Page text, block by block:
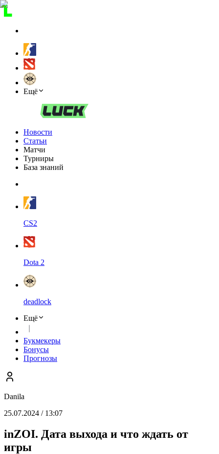
Ещё
Новости
Статьи
Матчи
Турниры
База знаний
CS2
Dota 2
deadlock
Ещё
Букмекеры
Бонусы
Прогнозы
Danila
25.07.2024 / 13:07
inZOI. Дата выхода и что ждать от
игры